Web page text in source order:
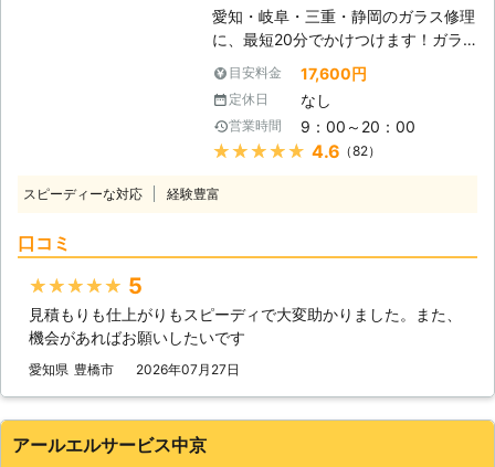
愛知・岐阜・三重・静岡のガラス修理
に、最短20分でかけつけます！ガラ
スのことでお困りなら、当社「ガラス
ステーション(株式会社プログレス)」
まで今スグお電話をください。スピー
ディーかつ確実に施工致します！
【ガラスステーションについて】 平
やカギに関する、さまざまな「困っ
ラス修理・交換トラブルに柔軟対応】
「ガラスが割れてしまい非常に危ない
ので、即日で対応してほしい！」「近
目安料金 17,600円
定休日 なし
営業時間 9：00～20：00
★★★★★ 4.6 （82）
スピーディーな対応 経験豊富
口コミ
★★★★★ 5
見積もりも仕上がりもスピーディで大変助かりました。また、
機会があればお願いしたいです
愛知県 豊橋市 2026年07月27日
アールエルサービス中京